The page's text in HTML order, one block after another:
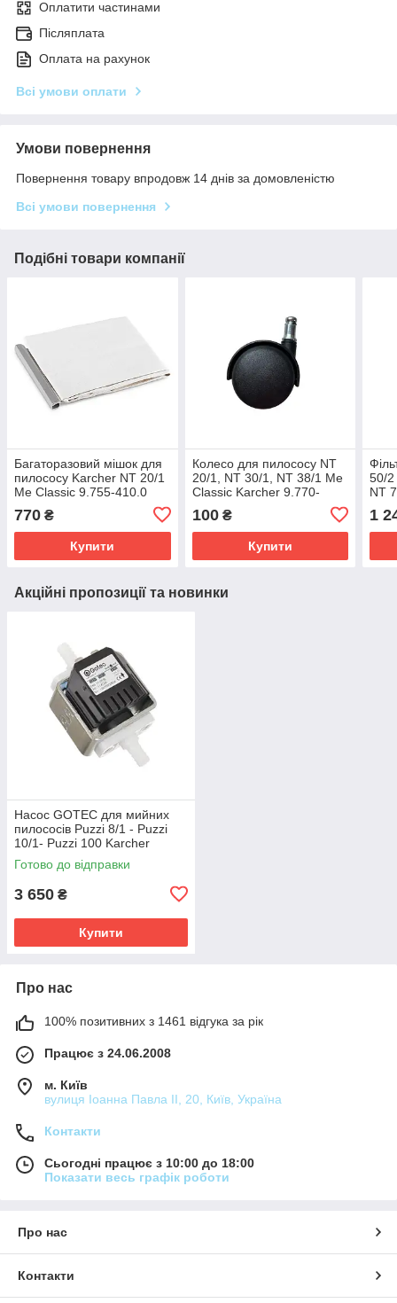
Оплатити частинами
Післяплата
Оплата на рахунок
Всі умови оплати
Умови повернення
Повернення товару впродовж 14 днів за домовленістю
Всі умови повернення
Подібні товари компанії
Багаторазовий мішок для
пилососу Karcher NT 20/1
Me Classic 9.755-410.0
770 ₴
Купити
Колесо для пилососу NT
20/1, NT 30/1, NT 38/1 Me
Classic Karcher 9.770-
100₴
Купити
50/2
NT
1
Акційні пропозиції та новинки
Насос GOTEC для мийних
пилососів Puzzi 8/1 - Puzzi
10/1- Puzzi 100 Karcher
4.101-317.0
Готово до відправки
3 650 ₴
Купити
Про нас
100% позитивних з 1461 відгука за рік
Працює з 24.06.2008
м. Київ
вулиця Іоанна Павла ІІ, 20, Київ, Україна
Контакти
Сьогодні працює з 10:00 до 18:00
Показати весь графік роботи
Про нас
Контакти